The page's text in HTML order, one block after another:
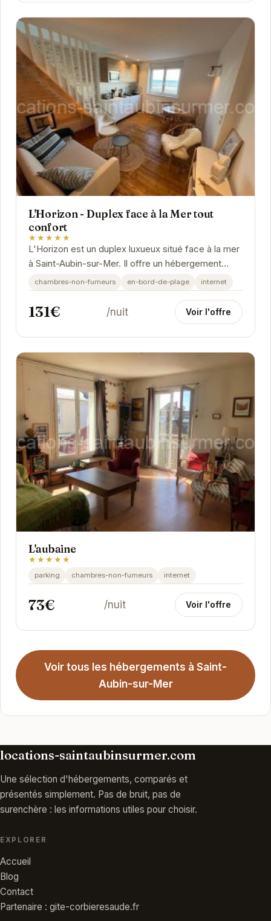
L'Horizon - Duplex face à la Mer tout
confort
★★★★★
L'Horizon est un duplex luxueux situé face à la mer
à Saint-Aubin-sur-Mer. Il offre un hébergement
spacieux et confortable avec une vue...
chambres-non-fumeurs en-bord-de-plage internet
131€ /nuit Voir l'offre
L'aubaine
★★★★★
parking chambres-non-fumeurs internet
73€ /nuit Voir l'offre
Voir tous les hébergements à Saint-
Aubin-sur-Mer
locations-saintaubinsurmer.com
Une sélection d'hébergements, comparés et
présentés simplement. Pas de bruit, pas de
surenchère : les informations utiles pour choisir.
EXPLORER
Accueil
Blog
Contact
Partenaire : gite-corbieresaude.fr